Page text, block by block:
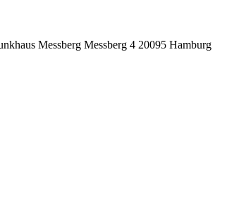
Messberg Messberg 4 20095 Hamburg